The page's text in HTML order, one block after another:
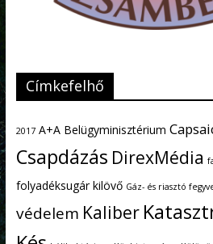
Címkefelhő
2017 A+A Belügyminisztérium
Csapdázás DirexMédia
folyadéksugár kilövő Gáz- és riasztó
védelem Kaliber